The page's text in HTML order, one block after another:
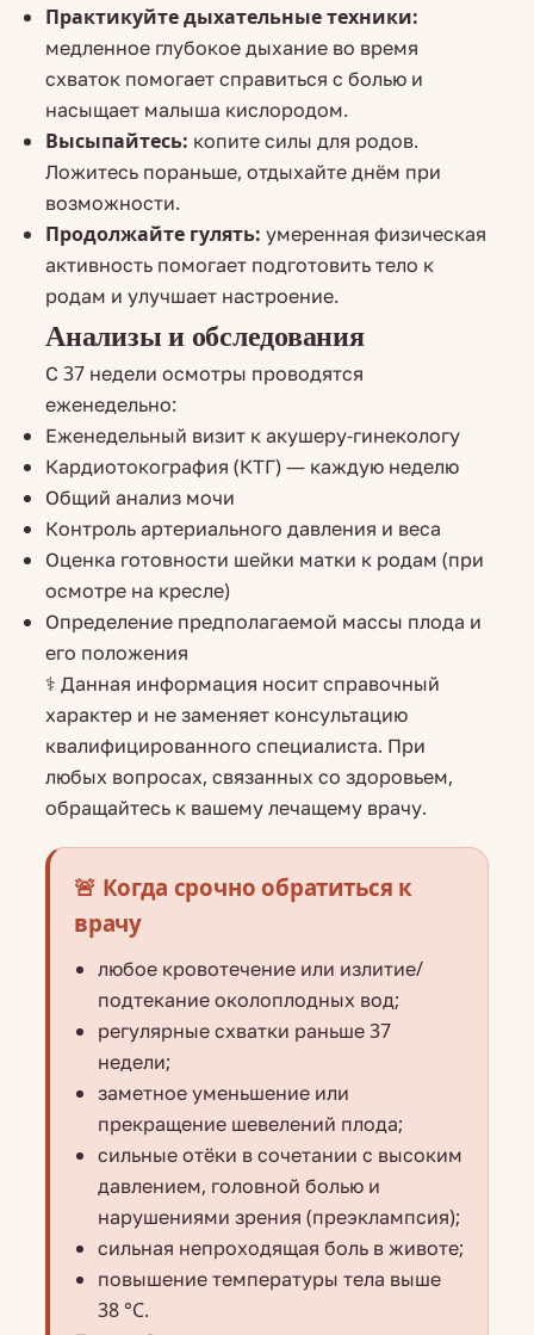
Практикуйте дыхательные техники:
медленное глубокое дыхание во время
схваток помогает справиться с болью и
насыщает малыша кислородом.
Высыпайтесь: копите силы для родов.
Ложитесь пораньше, отдыхайте днём при
возможности.
Продолжайте гулять: умеренная физическая
активность помогает подготовить тело к
родам и улучшает настроение.
Анализы и обследования
С 37 недели осмотры проводятся
еженедельно:
Еженедельный визит к акушеру-гинекологу
Кардиотокография (КТГ) — каждую неделю
Общий анализ мочи
Контроль артериального давления и веса
Оценка готовности шейки матки к родам (при
осмотре на кресле)
Определение предполагаемой массы плода и
его положения
⚕️ Данная информация носит справочный
характер и не заменяет консультацию
квалифицированного специалиста. При
любых вопросах, связанных со здоровьем,
обращайтесь к вашему лечащему врачу.
🚨 Когда срочно обратиться к
врачу
любое кровотечение или излитие/
подтекание околоплодных вод;
регулярные схватки раньше 37
недели;
заметное уменьшение или
прекращение шевелений плода;
сильные отёки в сочетании с высоким
давлением, головной болью и
нарушениями зрения (преэклампсия);
сильная непроходящая боль в животе;
повышение температуры тела выше
38 °C.